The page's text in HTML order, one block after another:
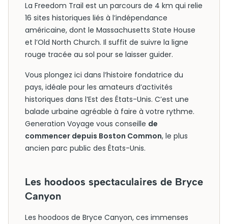
La Freedom Trail est un parcours de 4 km qui relie
16 sites historiques liés à l’indépendance
américaine, dont le Massachusetts State House
et l’Old North Church. Il suffit de suivre la ligne
rouge tracée au sol pour se laisser guider.
Vous plongez ici dans l’histoire fondatrice du
pays, idéale pour les amateurs d’activités
historiques dans l’Est des États-Unis. C’est une
balade urbaine agréable à faire à votre rythme.
Generation Voyage vous conseille de
commencer depuis Boston Common, le plus
ancien parc public des États-Unis.
Les hoodoos spectaculaires de Bryce
Canyon
Les hoodoos de Bryce Canyon, ces immenses